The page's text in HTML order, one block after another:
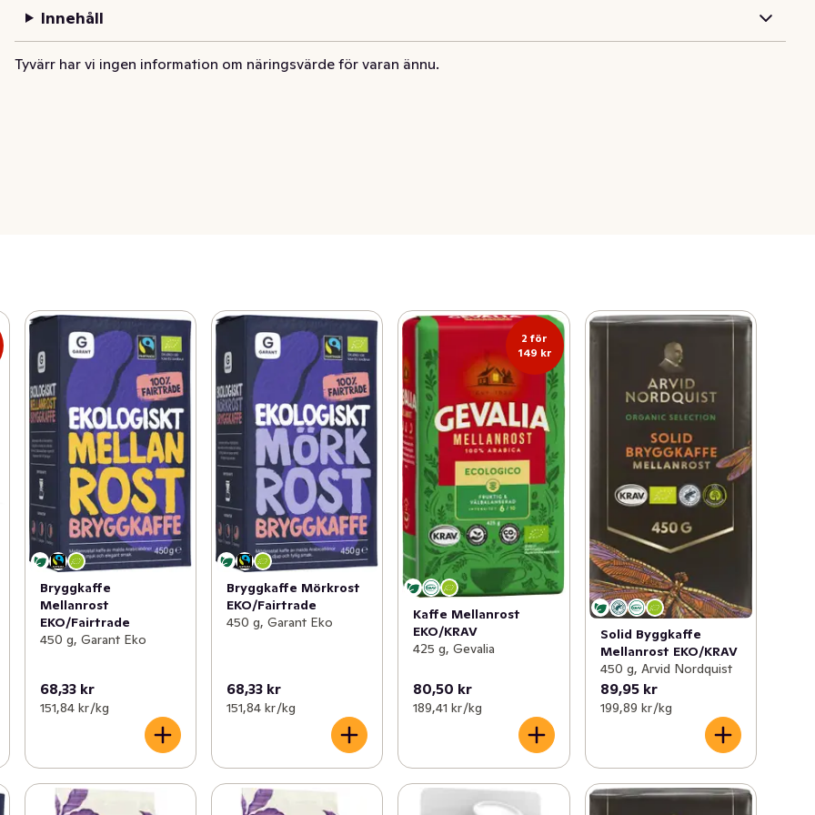
Innehåll
Tyvärr har vi ingen information om näringsvärde för varan ännu.
Bryggkaffe
Mellanrost
EKO/Fairtrade
450 g, Garant Eko
68,33 kr
151,84 kr /kg
Bryggkaffe Mörkrost
EKO/Fairtrade
450 g, Garant Eko
68,33 kr
151,84 kr /kg
2 för
149 kr
Kaffe Mellanrost
EKO/KRAV
425 g, Gevalia
80,50 kr
189,41 kr /kg
Solid Byggkaffe
Mellanrost EKO/KRAV
450 g, Arvid Nordquist
89,95 kr
199,89 kr /kg